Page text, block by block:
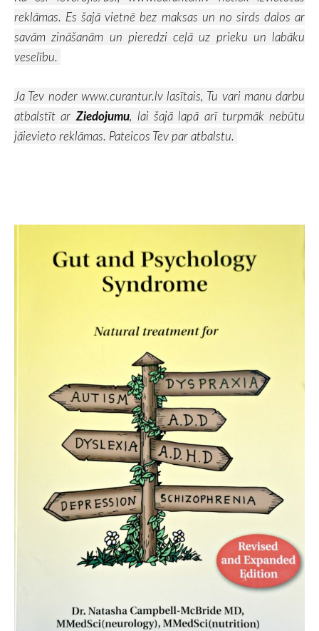
reklāmas. Es šajā vietnē bez maksas un no sirds dalos ar
savām zināšanām un pieredzi ceļā uz prieku un labāku
veselību.
Ja Tev noder www.curantur.lvlasītais, Tu vari manu darbu
atbalstīt ar Ziedojumu, lai šajā lapā arī turpmāk nebūtu
jāievieto reklāmas. Pateicos Tev par atbalstu.